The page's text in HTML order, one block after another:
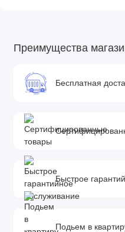
Преимущества
Бесплатная
Быстрое
Подьем в